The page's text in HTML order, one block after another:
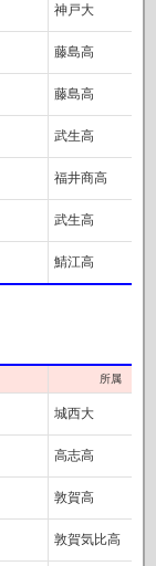
神戸大
藤島高
藤島高
武生高
福井商高
武生高
鯖江高
所属
城西大
高志高
敦賀高
敦賀気比高